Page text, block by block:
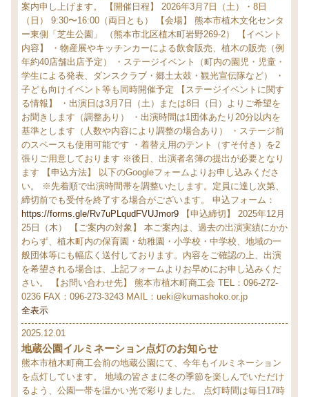
案内申し上げます。
【開催日程】
2026年3月7日（土）・8日
（日）
9:30〜16:00（両日とも） 【会場】
熊本市植木文化センタ
ー東側「芝生公園」
（熊本市北区植木町岩野269-2）
【イベント
内容】
・物産展やキッチンカーによる飲食販売、植木の販売（例
年約40店舗出店予定）
・ステージイベント（町内の園児・児童・
学生による発表、ダンスクラブ・郷土太鼓・観光宣伝隊など）
・
子ども向けイベント等も同時開催予定
【ステージイベントに関す
る情報】
・出演日は3月7日（土）または8日（日）よりご希望を
お聞きします（調整あり）
・出演時間は1団体あたり20分以内を
基準とします（人数や内容により調整の場合あり）
・ステージ前
のスペースも使用可能です ・着替え用のテント（すそ付き）を2
張りご用意しております ※後日、出演者名簿の提出が必要となり
ます
【申込方法】
以下のGoogleフォームよりお申し込みくださ
い。
※先着順で出演時間帯を調整いたします。定員に達し次第、
締切前でも受付を終了する場合がございます。
申込フォーム：
https://forms.gle/Rv7uPLqudFVUJmor9
【申込締切】
2025年12月
25日（木）
【ご案内の対象】
本ご案内は、過去の出演実績にかか
わらず、植木町内の保育園・幼稚園・小学校・中学校、地域の一
般団体等にも幅広く送付しております。内容をご確認の上、出演
を希望される場合は、上記フォームよりお早めにお申し込みくだ
さい。
【お問い合わせ先】 熊本市植木町商工会 TEL：096-272-
0236FAX：096-273-3243MAIL：ueki@kumashoko.or.jp
全表示
2025.12.01
地蔵公園イルミネーション点灯のお知らせ
熊本市植木町商工会前の地蔵公園にて、今年もイルミネーション
を点灯しています。
地域の皆さまに冬の季節を楽しんでいただけ
るよう、公園一帯を温かい光で彩りました。
点灯時間は毎日17時